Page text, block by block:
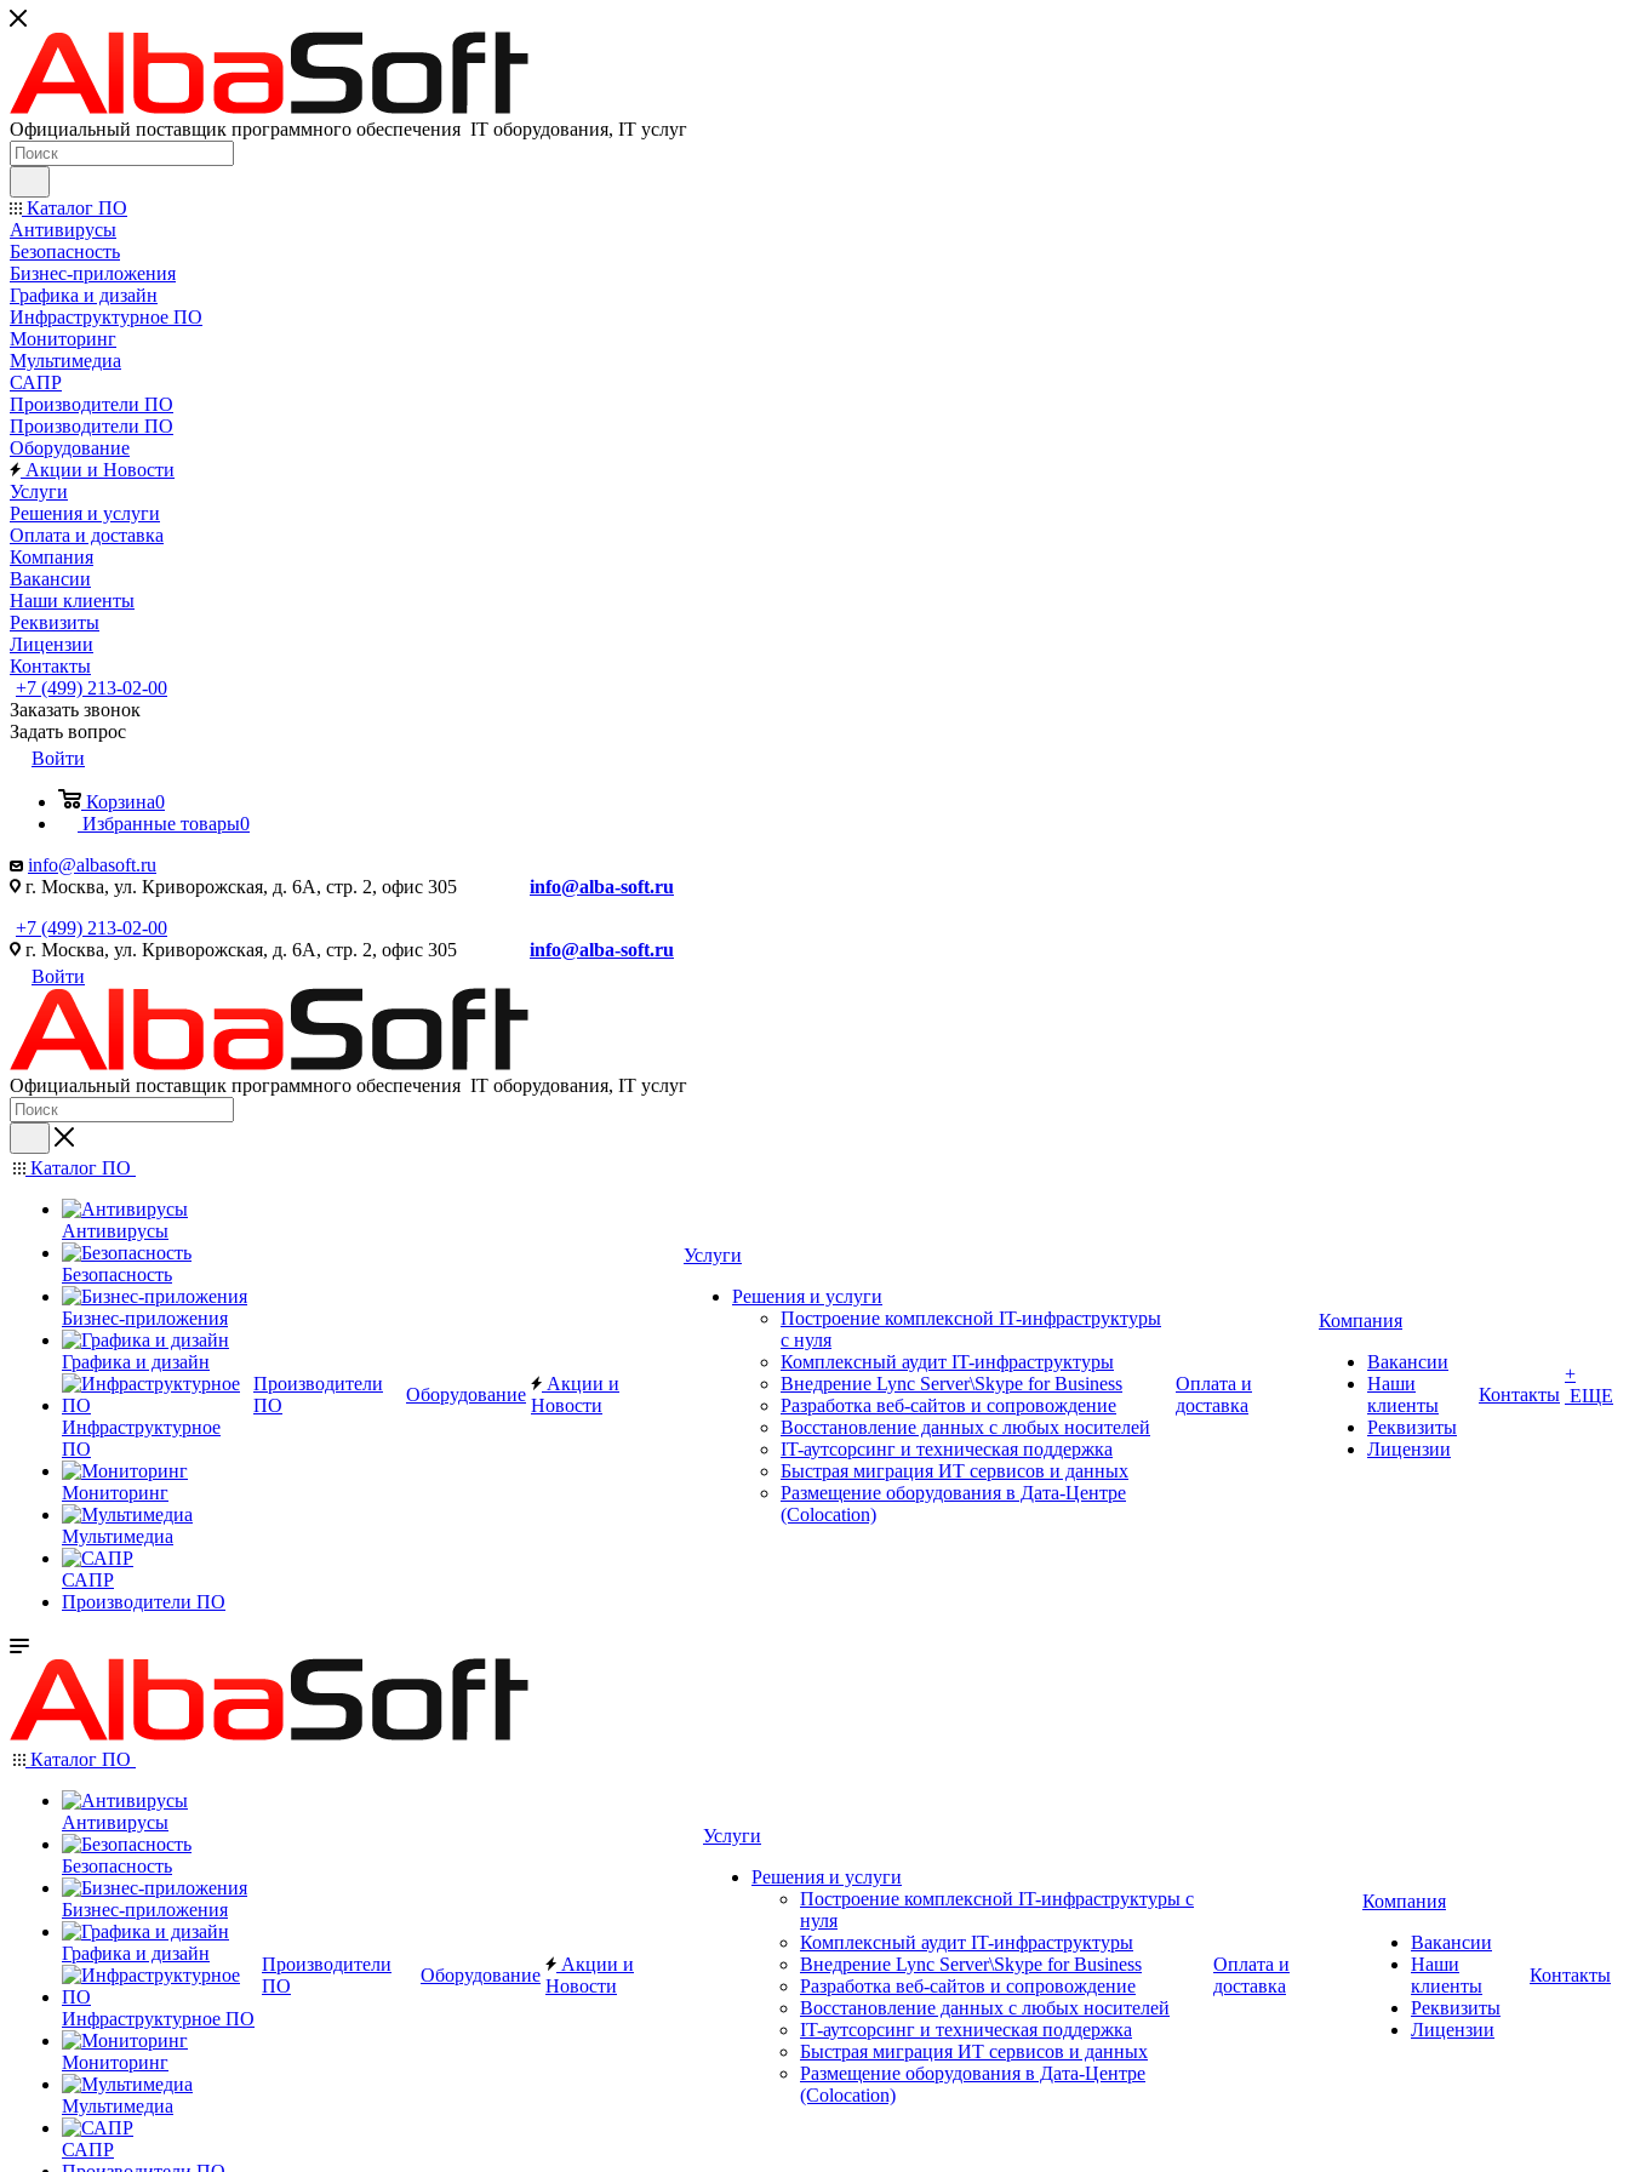
Официальный поставщик программного обеспечения IT оборудования, IT услуг
Каталог ПО
Антивирусы
Безопасность
Бизнес-приложения
Графика и дизайн
Инфраструктурное ПО
Мониторинг
Мультимедиа
САПР
Производители ПО
Производители ПО
Оборудование
Акции и Новости
Услуги
Решения и услуги
Оплата и доставка
Компания
Вакансии
Наши клиенты
Реквизиты
Лицензии
Контакты
+7 (499) 213-02-00
Заказать звонок
Задать вопрос
Войти
Корзина0
Избранные товары0
info@albasoft.ru
г. Москва, ул. Криворожская, д. 6А, стр. 2, офис 305 info@alba-soft.ru
+7 (499) 213-02-00
г. Москва, ул. Криворожская, д. 6А, стр. 2, офис 305 info@alba-soft.ru
Войти
Официальный поставщик программного обеспечения IT оборудования, IT услуг
Каталог ПО
Антивирусы
Безопасность
Бизнес-приложения
Графика и дизайн
Инфраструктурное
ПО
Мониторинг
Мультимедиа
САПР
Производители ПО
Производители
ПО
Оборудование
Акции и
Новости
Услуги
Решения и услуги
Построение комплексной IT-инфраструктуры
с нуля
Комплексный аудит IT-инфраструктуры
Внедрение Lync Server\Skype for Business
Разработка веб-сайтов и сопровождение
Восстановление данных с любых носителей
IT-аутсорсинг и техническая поддержка
Быстрая миграция ИТ сервисов и данных
Размещение оборудования в Дата-Центре
(Colocation)
Оплата и
доставка
Компания
Вакансии
Наши
клиенты
Реквизиты
Лицензии
Контакты
+
ЕЩЕ
Каталог ПО
Антивирусы
Безопасность
Бизнес-приложения
Графика и дизайн
Инфраструктурное ПО
Мониторинг
Мультимедиа
САПР
Производители
ПО
Оборудование
Акции и
Новости
Услуги
Решения и услуги
Построение комплексной IT-инфраструктуры с
нуля
Комплексный аудит IT-инфраструктуры
Внедрение Lync Server\Skype for Business
Разработка веб-сайтов и сопровождение
Восстановление данных с любых носителей
IT-аутсорсинг и техническая поддержка
Быстрая миграция ИТ сервисов и данных
Размещение оборудования в Дата-Центре
(Colocation)
Оплата и
доставка
Компания
Вакансии
Наши
клиенты
Реквизиты
Лицензии
Контакты